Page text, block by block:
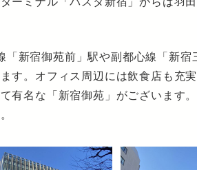
新宿御苑前」駅や副都心線「新宿
す。オフィス周辺には飲食店も充
有名な「新宿御苑」がございます